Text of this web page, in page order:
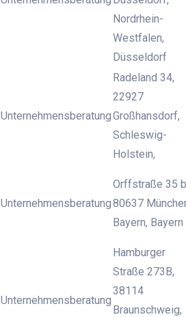
Nordrhein-
Westfalen,
Düsseldorf
Unternehmensberatung
Radeland 34,
22927
Großhansdorf,
Schleswig-
Holstein,
Unternehmensberatung
Orffstraße 35
80637
Bayern, Bayern
Unternehmensberatung
Hamburger
Straße 273B,
38114
Braunschweig,